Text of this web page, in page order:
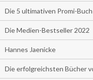
Die 5 ultimativen Promi-
Die Medien-Bestseller 2022
Hannes Jaenicke
Die erfolgreichsten Bücher